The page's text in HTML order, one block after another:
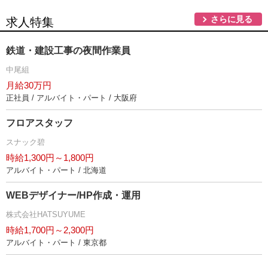
求人特集 さらに見る
鉄道・建設工事の夜間作業員
中尾組
月給30万円
正社員 / アルバイト・パート / 大阪府
フロアスタッフ
スナック碧
時給1,300円～1,800円
アルバイト・パート / 北海道
WEBデザイナー/HP作成・運用
株式会社HATSUYUME
時給1,700円～2,300円
アルバイト・パート / 東京都